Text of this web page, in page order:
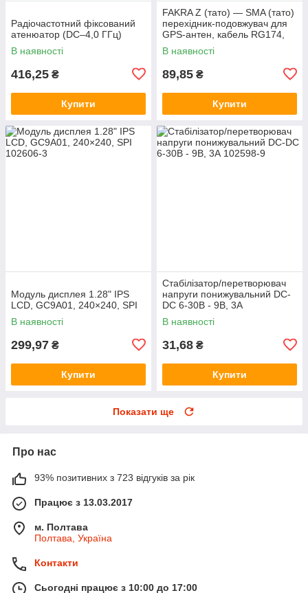
Радіочастотний фіксований
атенюатор (DC–4,0 ГГц)
В наявності
416,25 ₴
Купити
FAKRA Z (тато) — SMA (тато)
перехідник-подовжувач для
GPS-антен, кабель RG174,
15 см
В наявності
89,85 ₴
Купити
Модуль дисплея 1.28" IPS
LCD, GC9A01, 240×240, SPI
В наявності
299,97 ₴
Купити
Стабілізатор/перетворювач
напруги понижувальний DC-
DC 6-30В - 9В, 3А
В наявності
31,68 ₴
Купити
Показати ще
Про нас
93% позитивних з 723 відгуків за рік
Працює з 13.03.2017
м. Полтава
Полтава, Україна
Контакти
Сьогодні працює з 10:00 до 17:00